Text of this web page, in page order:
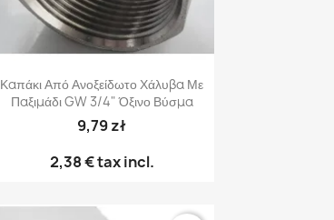
Γρήγορη προβολή
Καπάκι Από Ανοξείδωτο Χάλυβα Με
Παξιμάδι GW 3/4" Όξινο Βύσμα
9,79 zł
2,38 €tax incl.